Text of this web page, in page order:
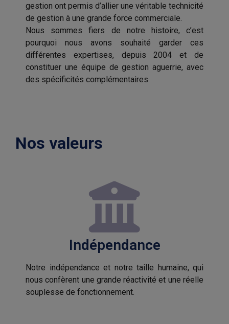
gestion ont permis d’allier une véritable technicité
de gestion à une grande force commerciale.
Nous sommes fiers de notre histoire, c’est
pourquoi nous avons souhaité garder ces
différentes expertises, depuis 2004 et de
constituer une équipe de gestion aguerrie, avec
des spécificités complémentaires
Nos valeurs
Indépendance
Notre indépendance et notre taille humaine, qui
nous confèrent une grande réactivité et une réelle
souplesse de fonctionnement.